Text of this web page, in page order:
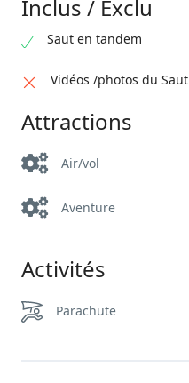
Inclus / Exclu
Saut en tandem
Vidéos /photos du Saut
Attractions
Air/vol
Aventure
Activités
Parachute